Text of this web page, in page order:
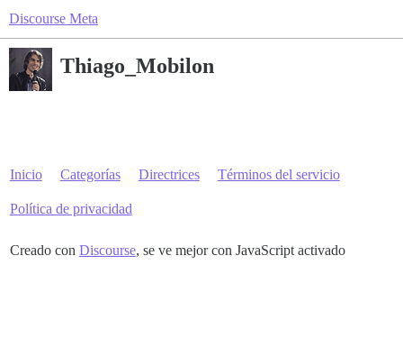
Discourse Meta
Thiago_Mobilon
Inicio Categorías Directrices Términos del servicio
Política de privacidad
Creado con Discourse, se ve mejor con JavaScript activado